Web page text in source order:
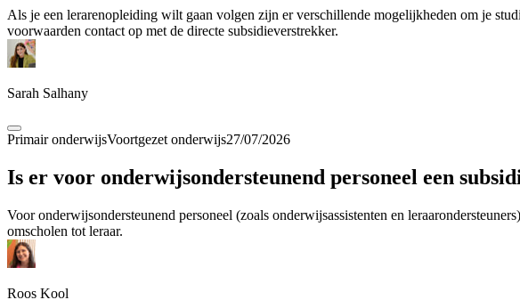
Als je een lerarenopleiding wilt gaan volgen zijn er verschillende mogelijkheden om je
voorwaarden contact op met de directe subsidieverstrekker.
Sarah Salhany
Primair onderwijsVoortgezet onderwijs27/07/2026
Is er voor onderwijsondersteunend personeel een
Voor onderwijsondersteunend personeel (zoals onderwijsassistenten en
omscholen tot leraar.
Roos Kool